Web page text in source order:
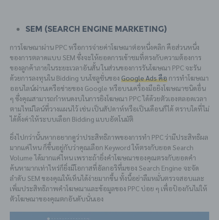
SEM (Search Engine Marketing)
การโฆษณาผ่าน PPC หรือการจ่ายค่าโฆษณาต่อหนึ่งคลิก คือส่วนหนึ่ง
ของการตลาดแบบ SEM ซึ่งจะให้ยอดการเข้าชมที่ตรงกับความต้องการ
ของลูกค้าภายในระยะเวลาอันสั้น ในส่วนของการรันโฆษณา PPC จะรัน
ด้วยการลงทุนใน Bidding บนโซลูชั่นของ Google Ads คือการทำโฆษณา
ออนไลน์ผ่านเครือข่ายของ Google หรือบนเครื่องมือยิงโฆษณาชนิดอื่น
ๆ ซึ่งคุณสามารถกำหนดงบในการยิงโฆษณา PPC ได้ด้วยตัวเองตลอดเวลา
ตามไทม์ไลน์ที่วางแผนไว้ เช่น เป็นสัปดาห์หรือเป็นเดือนก็ได้ ตราบใดที่ไม่
ได้ตั้งค่าให้ระบบเลือก Bidding แบบอัตโนมัติ
ยิ่งไปกว่านั้นหากอยากดูว่าประสิทธิภาพของการทำ PPC ว่ามีประสิทธิผล
มากแค่ไหน ก็ขึ้นอยู่กับว่าคุณเลือก Keyword ให้ตรงกับยอด Search
Volume ได้มากแค่ไหน เพราะถ้ายิ่งคำโฆษณาของคุณตรงกับยอดคำ
ค้นหามากเท่าไหร่ก็ยิ่งมีโอกาสที่อัลกอริทึ่มของ Search Engine จะจัด
ลำดับ SEM ของคุณให้เห็นได้ง่ายมากขึ้น ทั้งนี้อย่าลืมหมั่นตรวจสอบและ
เพิ่มประสิทธิภาพคำโฆษณาและข้อมูลของ PPC บ่อย ๆ เพื่อป้องกันไม่ให้
ตัวโฆษณาของคุณตกอันดับนั่นเอง